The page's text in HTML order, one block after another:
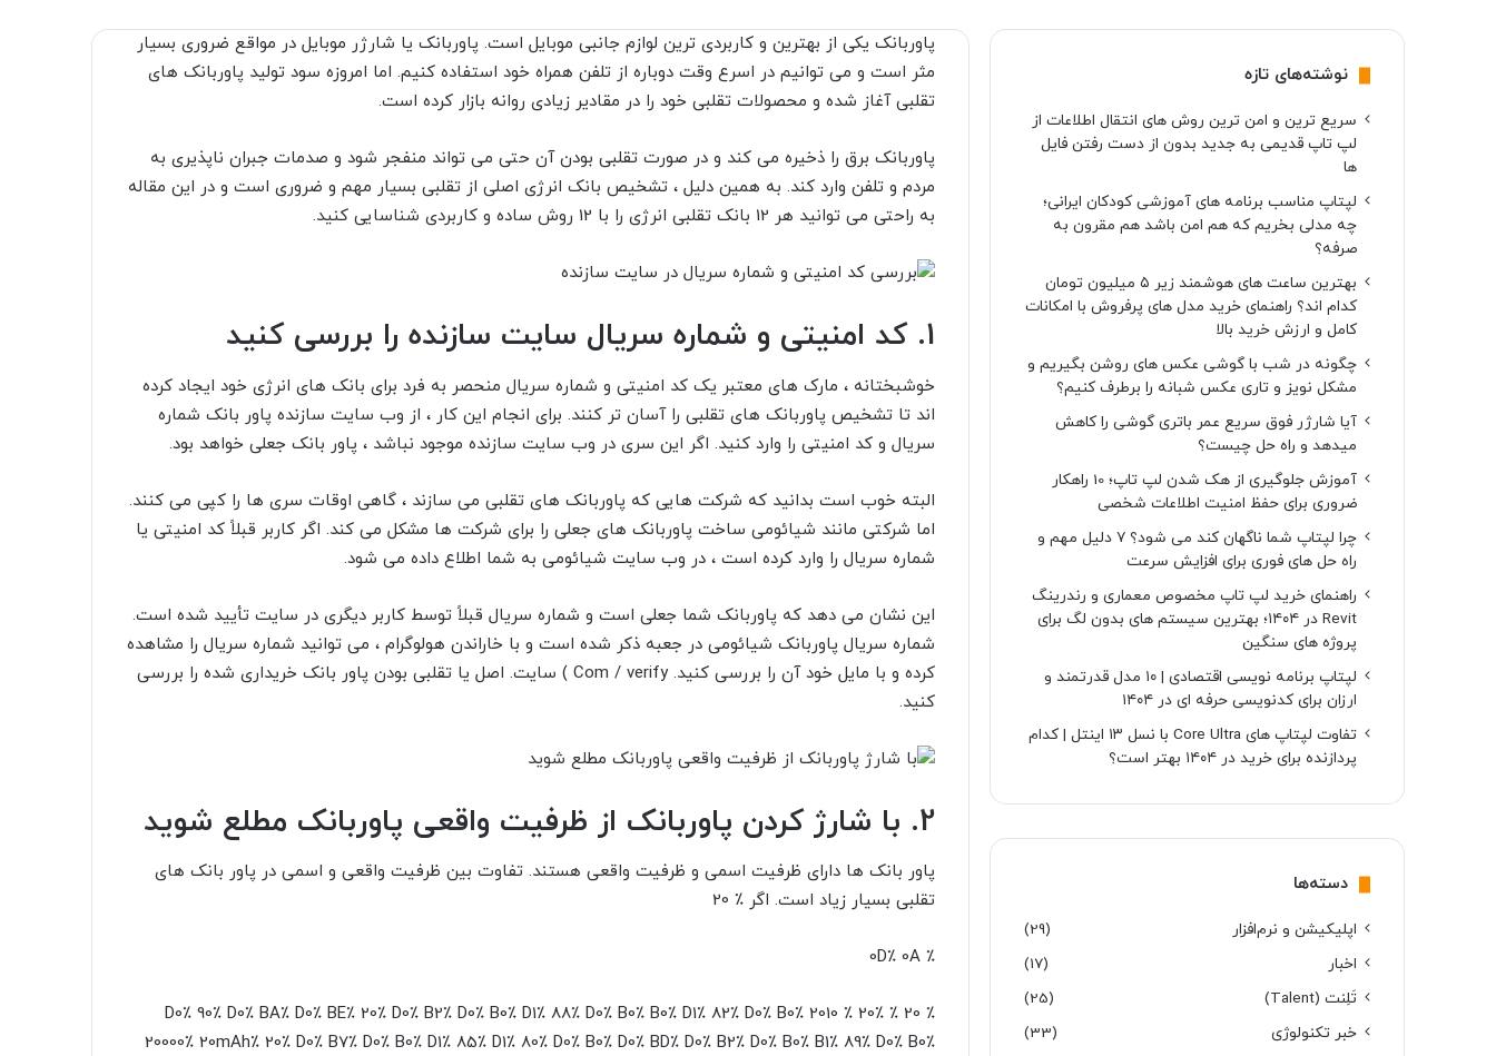
پاوربانک یکی از بهترین و کاربردی ترین لوازم جانبی موبایل است. پاوربانک یا شارژر موبایل در مواقع ضروری بسیار
مثر است و می توانیم در اسرع وقت دوباره از تلفن همراه خود استفاده کنیم. اما امروزه سود تولید پاوربانک های
تقلبی آغاز شده و محصولات تقلبی خود را در مقادیر زیادی روانه بازار کرده است.
پاوربانک برق را ذخیره می کند و در صورت تقلبی بودن آن حتی می تواند منفجر شود و صدمات جبران ناپذیری به
مردم و تلفن وارد کند. به همین دلیل ، تشخیص بانک انرژی اصلی از تقلبی بسیار مهم و ضروری است و در این مقاله
به راحتی می توانید هر 12 بانک تقلبی انرژی را با 12 روش ساده و کاربردی شناسایی کنید.
1. کد امنیتی و شماره سریال سایت سازنده را بررسی کنید
خوشبختانه ، مارک های معتبر یک کد امنیتی و شماره سریال منحصر به فرد برای بانک های انرژی خود ایجاد کرده
اند تا تشخیص پاوربانک های تقلبی را آسان تر کنند. برای انجام این کار ، از وب سایت سازنده پاور بانک شماره
سریال و کد امنیتی را وارد کنید. اگر این سری در وب سایت سازنده موجود نباشد ، پاور بانک جعلی خواهد بود.
البته خوب است بدانید که شرکت هایی که پاوربانک های تقلبی می سازند ، گاهی اوقات سری ها را کپی می کنند.
اما شرکتی مانند شیائومی ساخت پاوربانک های جعلی را برای شرکت ها مشکل می کند. اگر کاربر قبلاً کد امنیتی یا
شماره سریال را وارد کرده است ، در وب سایت شیائومی به شما اطلاع داده می شود.
این نشان می دهد که پاوربانک شما جعلی است و شماره سریال قبلاً توسط کاربر دیگری در سایت تأیید شده است.
شماره سریال پاوربانک شیائومی در جعبه ذکر شده است و با خاراندن هولوگرام ، می توانید شماره سریال را مشاهده
کرده و با مایل خود آن را بررسی کنید. Com / verify
) سایت. اصل یا تقلبی بودن پاور بانک خریداری شده را بررسی
کنید.
2. با شارژ کردن پاوربانک از ظرفیت واقعی پاوربانک مطلع شوید
پاور بانک ها دارای ظرفیت اسمی و ظرفیت واقعی هستند. تفاوت بین ظرفیت واقعی و اسمی در پاور بانک های
تقلبی بسیار زیاد است. اگر٪ 20
٪ 0D٪ 0A
٪ 20
٪ 20٪ D0٪ 90٪ D0٪ BA٪ D0٪ BE٪ 20٪ D0٪ B2٪ D0٪ B0٪ D1٪ 88٪ D0٪ B0٪ B0٪ D1٪ 82٪ D0٪ B0٪ 2010 ٪
20000٪ 20mAh٪ 20٪ D0٪ B7٪ D0٪ B0٪ D1٪ 85٪ D1٪ 80٪ D0٪ B0٪ D0٪ BD٪ D0٪ B2٪ D0٪ B0٪ B1٪ 89٪ D0٪ B0٪
نوشته‌های تازه
سریع ترین و امن ترین روش های انتقال اطلاعات از
لپ تاپ قدیمی به جدید بدون از دست رفتن فایل
ها
لپتاپ مناسب برنامه های آموزشی کودکان ایرانی؛
چه مدلی بخریم که هم امن باشد هم مقرون به
صرفه؟
بهترین ساعت های هوشمند زیر ۵ میلیون تومان
کدام اند؟ راهنمای خرید مدل های پرفروش با امکانات
کامل و ارزش خرید بالا
چگونه در شب با گوشی عکس های روشن بگیریم و
مشکل نویز و تاری عکس شبانه را برطرف کنیم؟
آیا شارژر فوق سریع عمر باتری گوشی را کاهش
میدهد و راه حل چیست؟
آموزش جلوگیری از هک شدن لپ تاپ؛ 10 راهکار
ضروری برای حفظ امنیت اطلاعات شخصی
چرا لپتاپ شما ناگهان کند می شود؟ ۷ دلیل مهم و
راه حل های فوری برای افزایش سرعت
راهنمای خرید لپ تاپ مخصوص معماری و رندرینگ
Revit در ۱۴۰۴؛ بهترین سیستم های بدون لگ برای
پروژه های سنگین
لپتاپ برنامه نویسی اقتصادی | ۱۰ مدل قدرتمند و
ارزان برای کدنویسی حرفه ای در ۱۴۰۴
تفاوت لپتاپ های Core Ultra با نسل ۱۳ اینتل | کدام
پردازنده برای خرید در ۱۴۰۴ بهتر است؟
دسته‌ها
اپلیکیشن و نرم‌افزار
(29)
اخبار
(17)
تَلِنت (Talent)
(25)
خبر تکنولوژی
(33)